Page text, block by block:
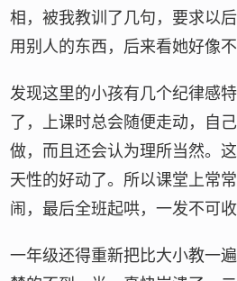
相，被我教训了几句，要求以
用别人的东西，后来看她好像不
发现这里的小孩有几个纪律感
了，上课时总会随便走动，自
做，而且还会认为理所当然。
天性的好动了。所以课堂上常
闹，最后全班起哄，一发不可收
一年级还得重新把比大小教一